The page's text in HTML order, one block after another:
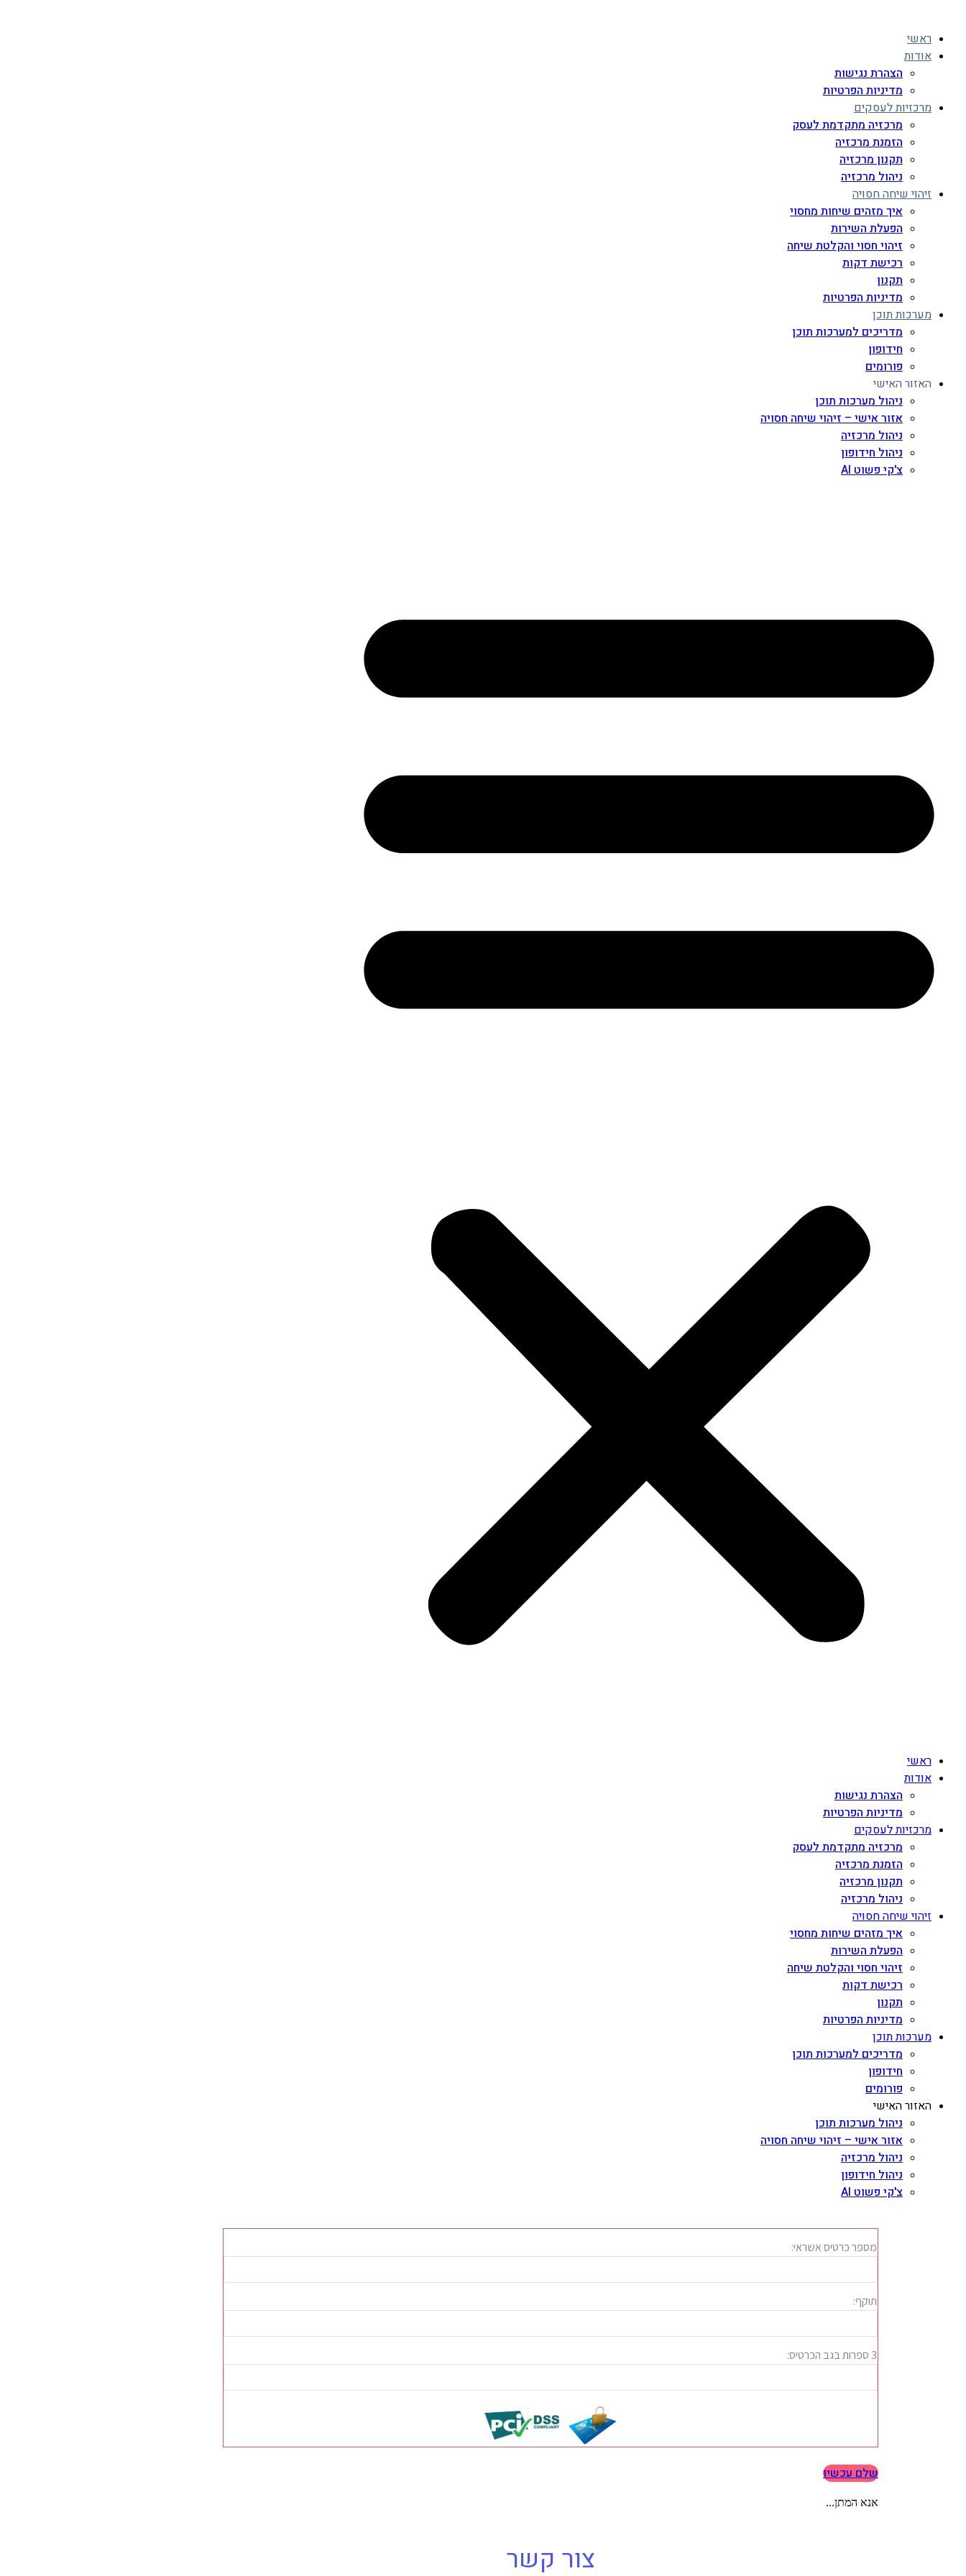
ראשי
אודות
הצהרת נגישות
מדיניות הפרטיות
מרכזיות לעסקים
מרכזיה מתקדמת לעסק
הזמנת מרכזיה
תקנון מרכזיה
ניהול מרכזיה
זיהוי שיחה חסויה
איך מזהים שיחות מחסוי
הפעלת השירות
זיהוי חסוי והקלטת שיחה
רכישת דקות
תקנון
מדיניות הפרטיות
מערכות תוכן
מדריכים למערכות תוכן
חידופון
פורומים
האזור האישי
ניהול מערכות תוכן
אזור אישי – זיהוי שיחה חסויה
ניהול מרכזיה
ניהול חידופון
צ'קי פשוט AI
ראשי
אודות
הצהרת נגישות
מדיניות הפרטיות
מרכזיות לעסקים
מרכזיה מתקדמת לעסק
הזמנת מרכזיה
תקנון מרכזיה
ניהול מרכזיה
זיהוי שיחה חסויה
איך מזהים שיחות מחסוי
הפעלת השירות
זיהוי חסוי והקלטת שיחה
רכישת דקות
תקנון
מדיניות הפרטיות
מערכות תוכן
מדריכים למערכות תוכן
חידופון
פורומים
האזור האישי
ניהול מערכות תוכן
אזור אישי – זיהוי שיחה חסויה
ניהול מרכזיה
ניהול חידופון
צ'קי פשוט AI
שלם עכשיו
אנא המתן...
צור קשר